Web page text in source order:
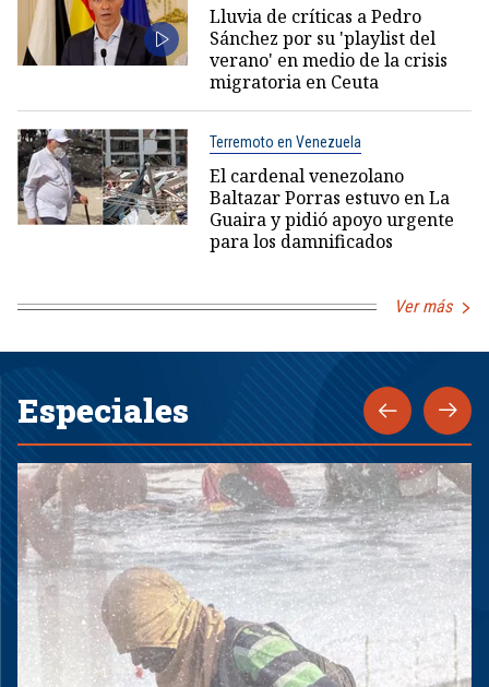
Lluvia de críticas a Pedro
Sánchez por su 'playlist del
verano' en medio de la crisis
migratoria en Ceuta
Terremoto en Venezuela
El cardenal venezolano
Baltazar Porras estuvo en La
Guaira y pidió apoyo urgente
para los damnificados
Ver más
Especiales